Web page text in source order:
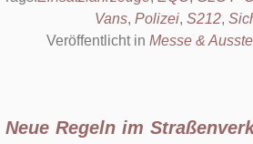
Vans, Polizei, S212,
Veröffentlicht in Messe &
Neue Regeln im